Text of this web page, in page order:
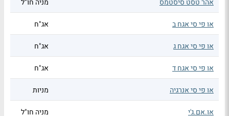
אהר טסט סיסטמס מניה חו"ל
או פי סי אגח ב אג"ח
או פי סי אגח ג אג"ח
או פי סי אגח ד אג"ח
או פי סי אנרגיה מניות
או.אם.ג'י מניה חו"ל